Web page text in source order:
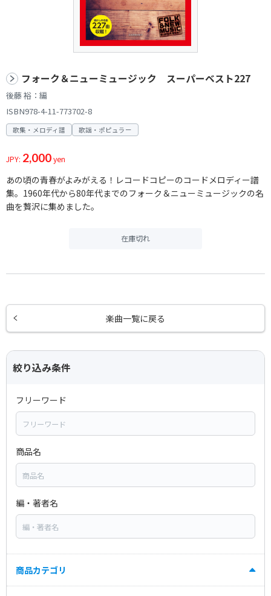
フォーク＆ニューミュージック スーパーベスト227
後藤 裕：編
ISBN978-4-11-773702-8
歌集・メロディ譜 歌謡・ポピュラー
JPY: 2,000yen
あの頃の青春がよみがえる！レコードコピーのコードメロディー譜
集。1960年代から80年代までのフォーク＆ニューミュージックの名
曲を贅沢に集めました。
在庫切れ
楽曲一覧に戻る
絞り込み条件
フリーワード
商品名
編・著者名
商品カテゴリ